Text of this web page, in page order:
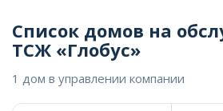
Список домов на
ТСЖ «Глобус»
1 дом в управлении компании